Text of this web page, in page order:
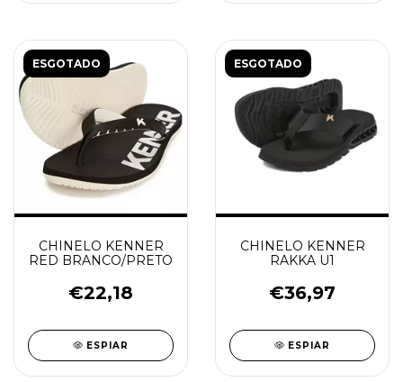
ESGOTADO
CHINELO KENNER
RED BRANCO/PRETO
€22,18
ESPIAR
ESGOTADO
CHINELO KENNER
RAKKA U1
€36,97
ESPIAR